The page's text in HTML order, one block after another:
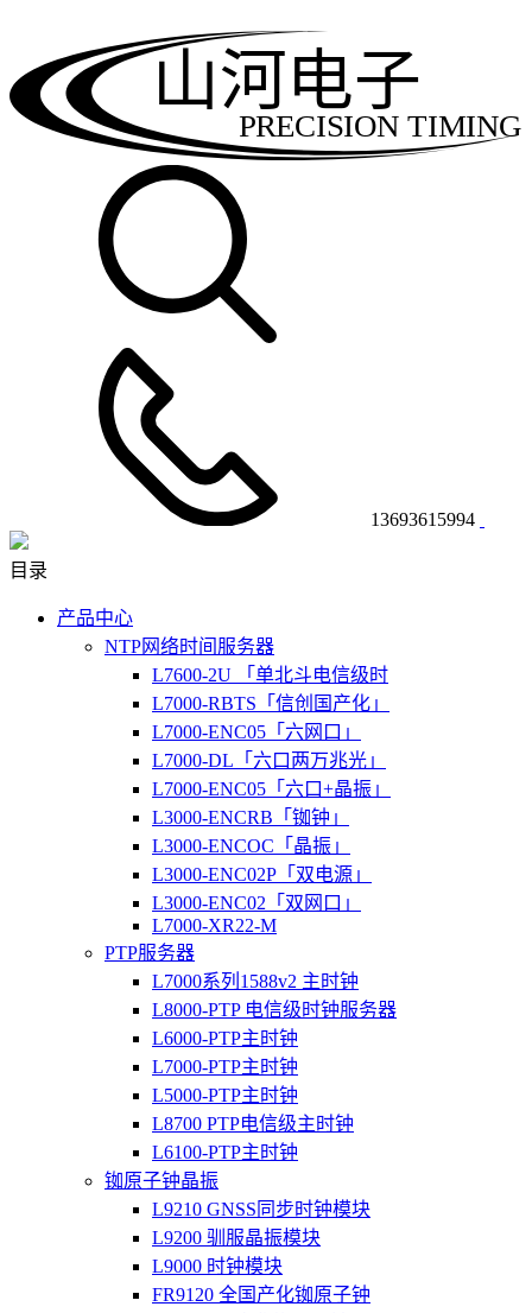
PRECISION TIMING
山河电子
13693615994
目录
产品中心
NTP网络时间服务器
L7600-2U 「单北斗电信级时
L7000-RBTS「信创国产化」
L7000-ENC05「六网口」
L7000-DL「六口两万兆光」
L7000-ENC05「六口+晶振」
L3000-ENCRB「铷钟」
L3000-ENCOC「晶振」
L3000-ENC02P「双电源」
L3000-ENC02「双网口」
L7000-XR22-M
PTP服务器
L7000系列1588v2 主时钟
L8000-PTP 电信级时钟服务器
L6000-PTP主时钟
L7000-PTP主时钟
L5000-PTP主时钟
L8700 PTP电信级主时钟
L6100-PTP主时钟
铷原子钟晶振
L9210 GNSS同步时钟模块
L9200 驯服晶振模块
L9000 时钟模块
FR9120 全国产化铷原子钟